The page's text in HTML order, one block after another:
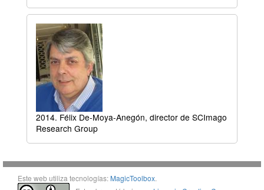
2014. Félix De-Moya-Anegón, director de SCImago
Research Group
Este web utiliza tecnologías: MagicToolbox.